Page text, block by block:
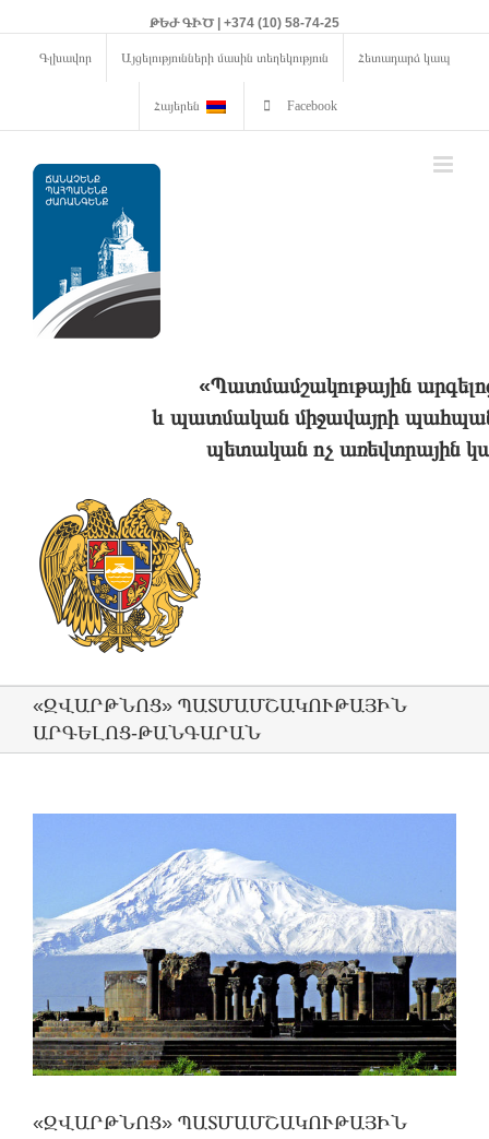
ԹԵԺ ԳԻԾ | +374 (10) 58-74-25
Գլխավոր Այցելությունների մասին տեղեկություն Հետադարձ կապ
Հայերեն Facebook
«Պատմամշակութային
և պատմական միջավայրի
պետական ոչ առեվտրային
«ԶՎԱՐԹՆՈՑ» ՊԱՏՄԱՄՇԱԿՈՒԹԱՅԻՆ
ԱՐԳԵԼՈՑ-ԹԱՆԳԱՐԱՆ
«ԶՎԱՐԹՆՈՑ» ՊԱՏՄԱՄՇԱԿՈՒԹԱՅԻՆ